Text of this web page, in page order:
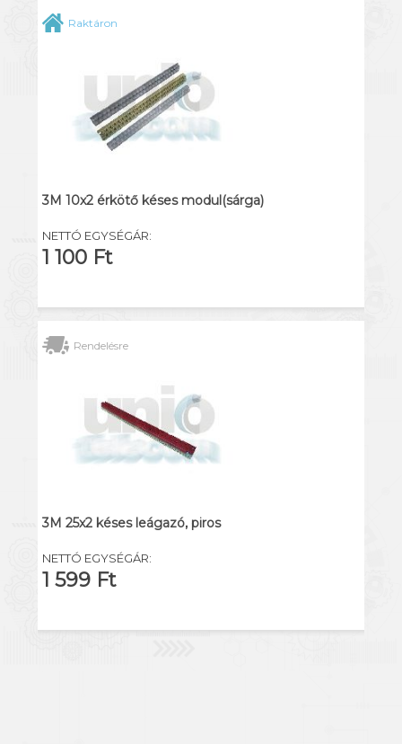
Raktáron
3M 10x2 érkötő késes modul(sárga)
NETTÓ EGYSÉGÁR:
1 100 Ft
Rendelésre
3M 25x2 késes leágazó, piros
NETTÓ EGYSÉGÁR:
1 599 Ft